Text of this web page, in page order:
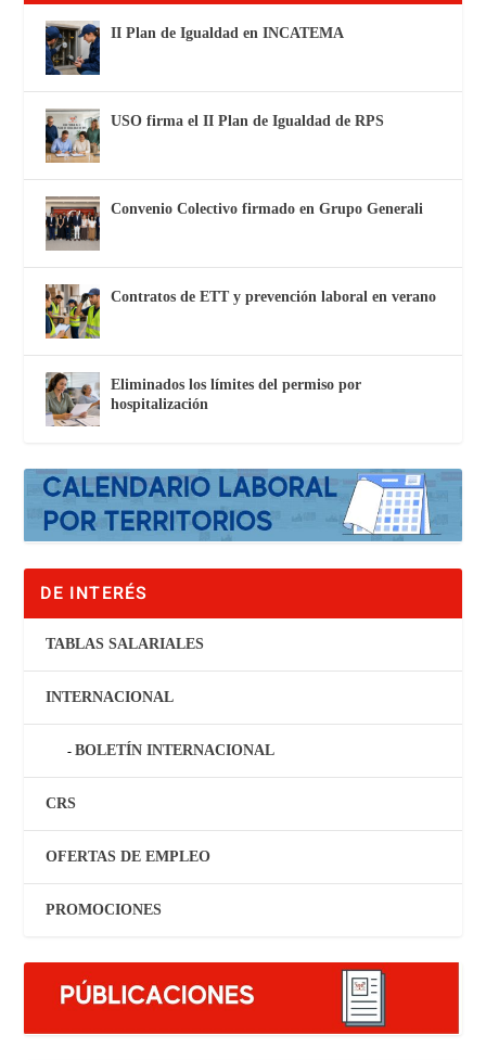
II Plan de Igualdad en INCATEMA
USO firma el II Plan de Igualdad de RPS
Convenio Colectivo firmado en Grupo Generali
Contratos de ETT y prevención laboral en verano
Eliminados los límites del permiso por
hospitalización
DE INTERÉS
TABLAS SALARIALES
INTERNACIONAL
BOLETÍN INTERNACIONAL
CRS
OFERTAS DE EMPLEO
PROMOCIONES